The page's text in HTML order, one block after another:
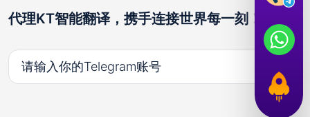
代理KT智能翻译，携手连接世界每一刻！